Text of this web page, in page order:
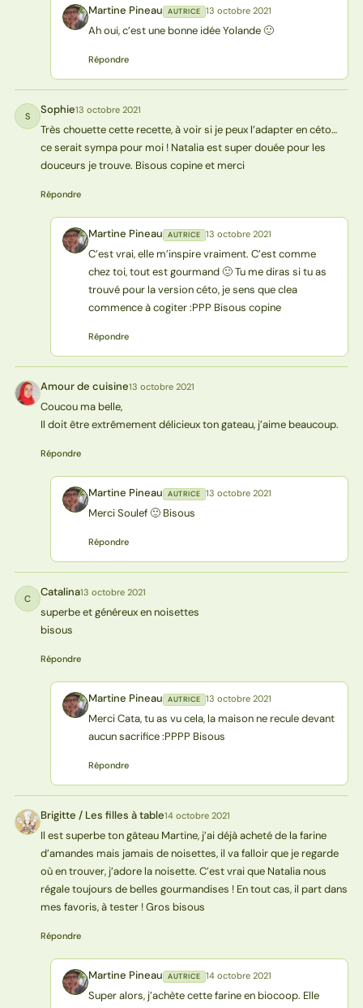
MP Martine Pineau AUTRICE 13 octobre 2021
Ah oui, c’est une bonne idée Yolande 🙂
Répondre
S Sophie13 octobre 2021
Très chouette cette recette, à voir si je peux l’adapter en céto…
ce serait sympa pour moi ! Natalia est super douée pour les
douceurs je trouve. Bisous copine et merci
Répondre
MP Martine Pineau AUTRICE 13 octobre 2021
C’est vrai, elle m’inspire vraiment. C’est comme
chez toi, tout est gourmand 🙂 Tu me diras si tu as
trouvé pour la version céto, je sens que clea
commence à cogiter :PPP Bisous copine
Répondre
AC Amour de cuisine13 octobre 2021
Coucou ma belle,
Il doit être extrêmement délicieux ton gateau, j’aime beaucoup.
Répondre
MP Martine Pineau AUTRICE 13 octobre 2021
Merci Soulef 🙂 Bisous
Répondre
C Catalina13 octobre 2021
superbe et généreux en noisettes
bisous
Répondre
MP Martine Pineau AUTRICE 13 octobre 2021
Merci Cata, tu as vu cela, la maison ne recule devant
aucun sacrifice :PPPP Bisous
Répondre
BT Brigitte / Les filles à table14 octobre 2021
Il est superbe ton gâteau Martine, j’ai déjà acheté de la farine
d’amandes mais jamais de noisettes, il va falloir que je regarde
où en trouver, j’adore la noisette. C’est vrai que Natalia nous
régale toujours de belles gourmandises ! En tout cas, il part dans
mes favoris, à tester ! Gros bisous
Répondre
MP Martine Pineau AUTRICE 14 octobre 2021
Super alors, j’achète cette farine en biocoop. Elle